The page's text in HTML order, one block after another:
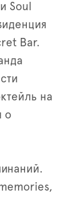
Soul
Bar.
на
о